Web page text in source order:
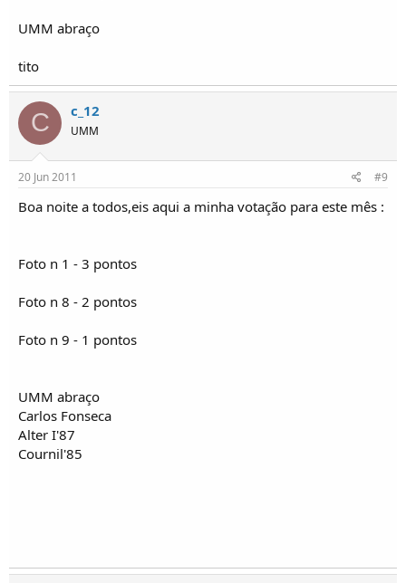
UMM abraço
tito
C c_12
UMM
20 Jun 2011 #9
Boa noite a todos,eis aqui a minha votação para este mês :
Foto n 1 - 3 pontos
Foto n 8 - 2 pontos
Foto n 9 - 1 pontos
UMM abraço
Carlos Fonseca
Alter I'87
Cournil'85